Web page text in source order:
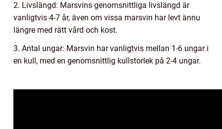
2. Livslängd: Marsvins genomsnittliga livslängd är
vanligtvis 4-7 år, även om vissa marsvin har levt ännu
längre med rätt vård och kost.
3. Antal ungar: Marsvin har vanligtvis mellan 1-6 ungar i
en kull, med en genomsnittlig kullstorlek på 2-4 ungar.